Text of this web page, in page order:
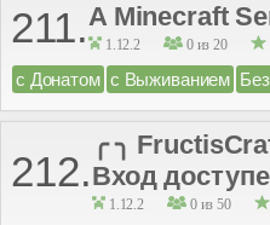
211.A Minecraft
1.12.2 0 из 20
с Донатом с Выживанием
212.
╭ ╮
Вход
1.12.2 0 из 50